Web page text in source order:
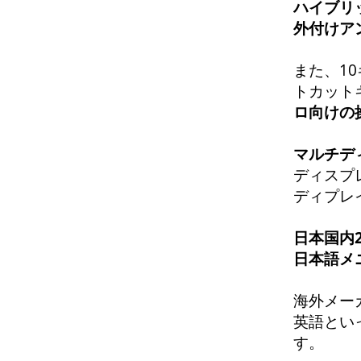
ハイブリ
外付けア
また、
トカッ
ロ向けの
マルチデ
ディスプ
ディプレ
日本国内
日本語メ
海外メ
英語とい
す。